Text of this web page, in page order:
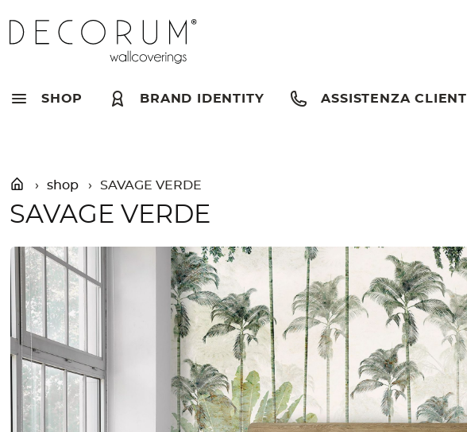
content
SHOP BRAND IDENTITY ASSISTENZA CLIENTI
shop SAVAGE VERDE
SAVAGE VERDE